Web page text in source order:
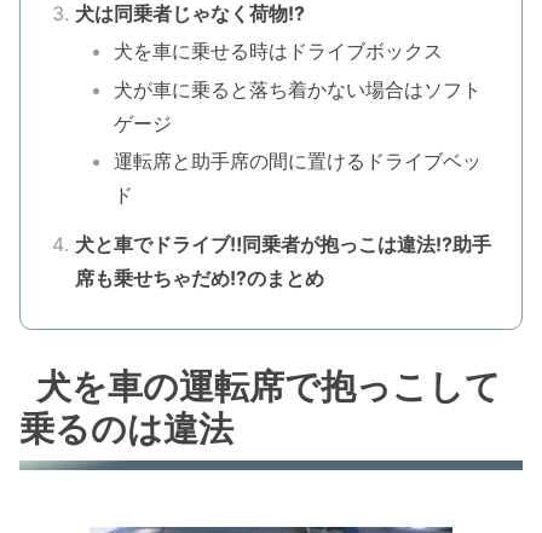
犬は同乗者じゃなく荷物!?
犬を車に乗せる時はドライブボックス
犬が車に乗ると落ち着かない場合はソフト
ゲージ
運転席と助手席の間に置けるドライブベッ
ド
犬と車でドライブ‼同乗者が抱っこは違法!?助手
席も乗せちゃだめ!?のまとめ
犬を車の運転席で抱っこして
乗るのは違法